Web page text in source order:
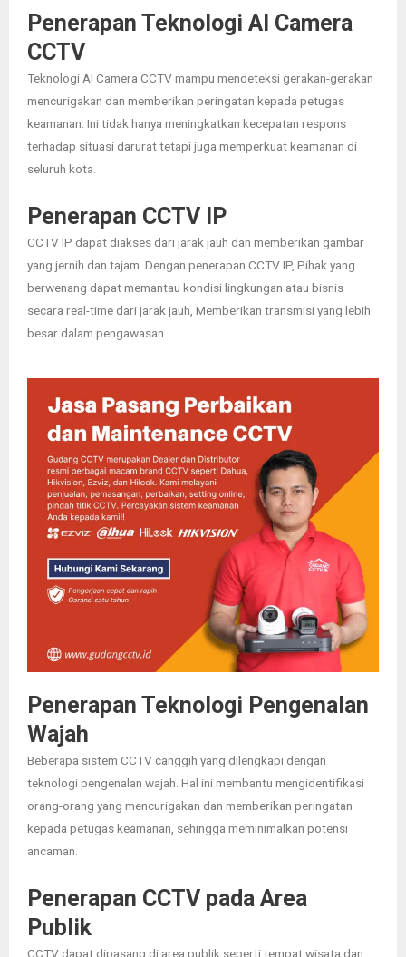
Penerapan Teknologi AI Camera
CCTV
Teknologi AI Camera CCTV mampu mendeteksi gerakan-gerakan
mencurigakan dan memberikan peringatan kepada petugas
keamanan. Ini tidak hanya meningkatkan kecepatan respons
terhadap situasi darurat tetapi juga memperkuat keamanan di
seluruh kota.
Penerapan CCTV IP
CCTV IP dapat diakses dari jarak jauh dan memberikan gambar
yang jernih dan tajam. Dengan penerapan CCTV IP, Pihak yang
berwenang dapat memantau kondisi lingkungan atau bisnis
secara real-time dari jarak jauh, Memberikan transmisi yang lebih
besar dalam pengawasan.
Penerapan Teknologi Pengenalan
Wajah
Beberapa sistem CCTV canggih yang dilengkapi dengan
teknologi pengenalan wajah. Hal ini membantu mengidentifikasi
orang-orang yang mencurigakan dan memberikan peringatan
kepada petugas keamanan, sehingga meminimalkan potensi
ancaman.
Penerapan CCTV pada Area
Publik
CCTV dapat dipasang di area publik seperti tempat wisata dan